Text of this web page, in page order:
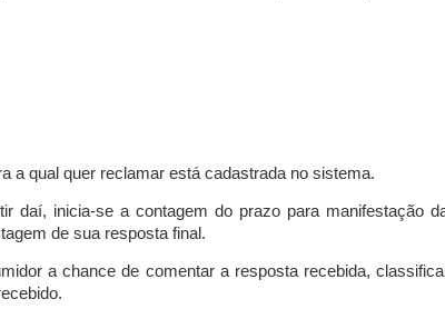
a qual quer reclamar está cadastrada no sistema.
daí, inicia-se a contagem do prazo para manifestação
de sua resposta final.
a chance de comentar a resposta recebida,